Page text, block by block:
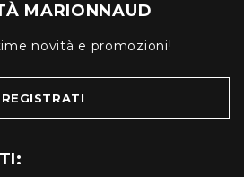
MARIONNAUD
novità e promozioni!
REGISTRATI